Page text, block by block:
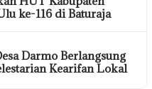
ke-116 di Baturaja
Darmo Berlangsung
Kearifan Lokal